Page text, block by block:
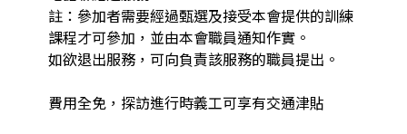
註：參加者需要經過甄選及接受本會提供的訓練
課程才可參加，並由本會職員通知作實。
如欲退出服務，可向負責該服務的職員提出。
費用全免，探訪進行時義工可享有交通津貼